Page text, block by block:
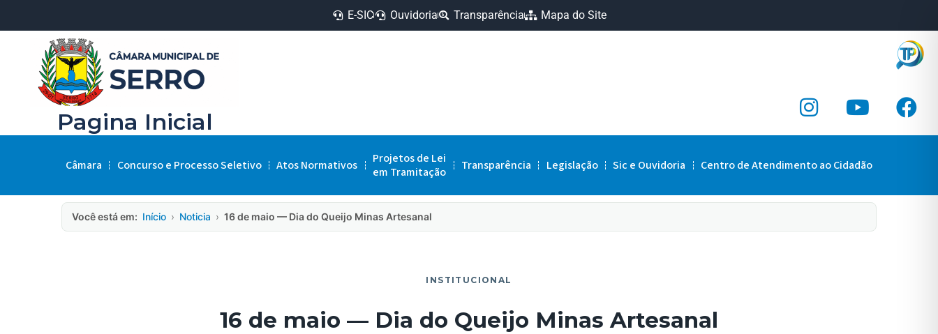
E-SIC Ouvidoria Transparência Mapa do Site
Pagina Inicial
Câmara Concurso e Processo Seletivo Atos Normativos
Projetos de Lei
em Tramitação
Transparência Legislação Sic e Ouvidoria Centro de Atendimento ao Cidadão
Você está em: Início › Noticia › 16 de maio — Dia do Queijo Minas Artesanal
INSTITUCIONAL
16 de maio — Dia do Queijo Minas Artesanal